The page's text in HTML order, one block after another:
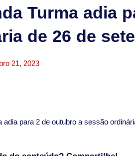
Turma adia
de 26 de
21, 2023
adia para 2 de outubro a sessão